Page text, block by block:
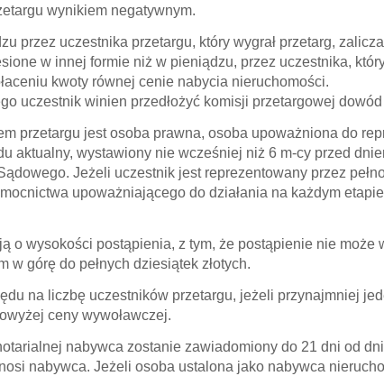
wynikiem negatywnym.
przez uczestnika przetargu, który wygrał przetarg,
w innej formie niż w pieniądzu, przez uczestnika,
kwoty równej cenie nabycia nieruchomości.
uczestnik winien przedłożyć komisji przetargowej
przetargu jest osoba prawna, osoba upoważniona do
aktualny, wystawiony nie wcześniej niż 6 m-cy przed
Jeżeli uczestnik jest reprezentowany przez
upoważniającego do działania na każdym
o wysokości postąpienia, z tym, że postąpienie nie może
w górę do pełnych dziesiątek złotych.
na liczbę uczestników przetargu, jeżeli przynajmniej
ceny wywoławczej.
nabywca zostanie zawiadomiony do 21 dni od
nabywca. Jeżeli osoba ustalona jako nabywca